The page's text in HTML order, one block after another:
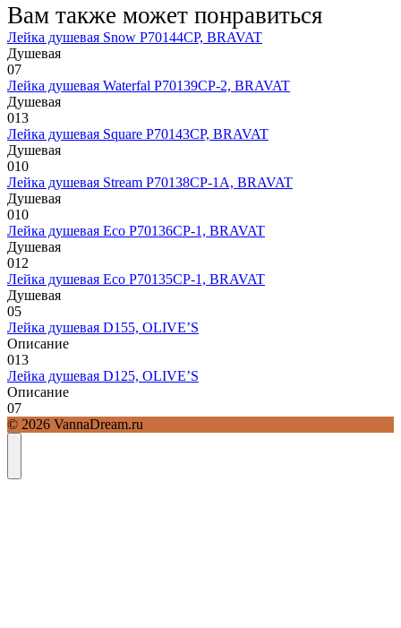
Вам также может понравиться
Лейка душевая Snow P70144CP, BRAVAT
Душевая
07
Лейка душевая Waterfal P70139CP-2, BRAVAT
Душевая
013
Лейка душевая Square P70143CP, BRAVAT
Душевая
010
Лейка душевая Stream P70138CP-1A, BRAVAT
Душевая
010
Лейка душевая Eco P70136CP-1, BRAVAT
Душевая
012
Лейка душевая Eco P70135CP-1, BRAVAT
Душевая
05
Лейка душевая D155, OLIVE’S
Описание
013
Лейка душевая D125, OLIVE’S
Описание
07
© 2026 VannaDream.ru